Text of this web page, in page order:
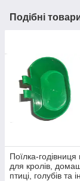
Подібні
Поїлка-годівниця
для кролів,
птиці, голубів та ін